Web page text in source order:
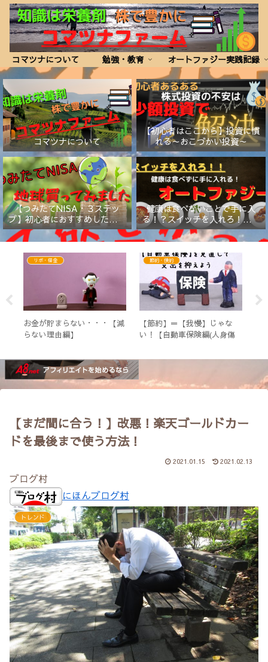
コマツナについて 勉強・教育 オートファジー実践記録
コマツナについて
【初心者はここから】投資に慣
れる～おこづかい投資～
【つみたてNISA・３ステッ
プ】初心者におすすめしたい証
券会社と商品
健康は食べないことで手に入
る！？スイッチを入れろ！【オ
ートファジー】
リボ・借金
お金が貯まらない・・・【減
らない理由編】
節約・倹約
【節約】＝【我慢】じゃな
い！【自動車保険編(人身傷
【まだ間に合う！】改悪！楽天ゴールドカー
ドを最後まで使う方法！
2021.01.15 2021.02.13
ブログ村
にほんブログ村
トレンド